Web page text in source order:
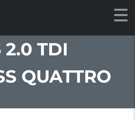
TDI
QUATTRO